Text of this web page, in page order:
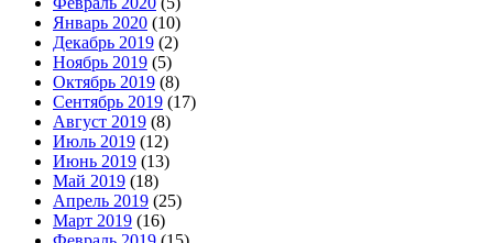
Январь 2020 (10)
Декабрь 2019 (2)
Ноябрь 2019 (5)
Октябрь 2019 (8)
Сентябрь 2019 (17)
Август 2019 (8)
Июль 2019 (12)
Июнь 2019 (13)
Май 2019 (18)
Апрель 2019 (25)
Март 2019 (16)